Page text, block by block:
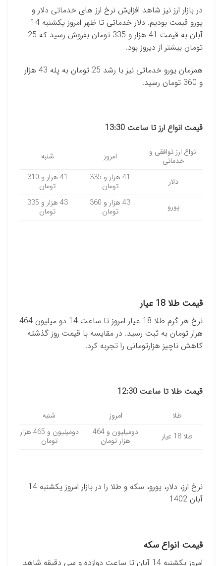
در بازار ارز نیز شاهد افزایش نرخ ارز های خدماتی دلار و
یورو قیمت بودیم. دلار خدماتی تا ظهر امروز یکشنبه 14
آبان به قیمت 41 هزار و 335 تومان بفروش رسید که 25
تومان بیشتر از دیروز بود.
همزمان یورو خدماتی نیز با رشد 25 تومان به پله 43 هزار
و 360 تومان رسید.
قیمت انواع ارز تا ساعت 13:30
انواع ارز توافقی و
خدماتی امروز شنبه
دلار 41 هزار و 335
تومان
41 هزار و 310
تومان
یورو
43 هزار و 360
تومان
43 هزار و 335
تومان
قیمت طلا 18 عیار
نرخ هر گرم طلا 18 عیار امروز تا ساعت 14 دو میلیون 464
هزار تومان به ثبت رسید. در مقایسه با قیمت روز گذشته
کاهش ناچیز هزارتومانی را تجربه کرد.
قیمت طلا تا ساعت 12:30
طلا امروز
شنبه
طلا 18 عیار
دومیلیون و 464
هزار تومان
دومیلیون و 465 هزار
تومان
نرخ ارز، دلار، یورو، سکه و طلا را در بازار امروز یکشنبه 14
آبان 1402
قیمت انواع سکه
امروز یکشنبه 14 آبان تا ساعت دوازده و سی دقیقه شاهد